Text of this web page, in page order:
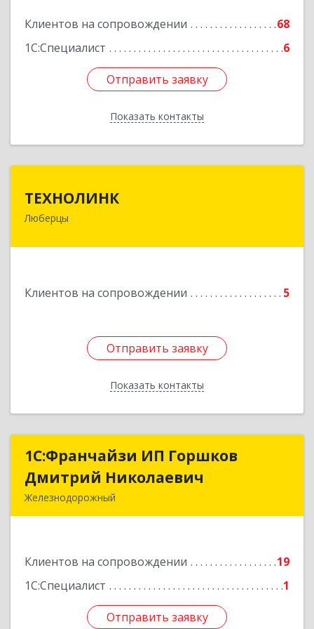
Клиентов на сопровождении
68
1С:Специалист
6
Отправить заявку
Показать контакты
Отправить заявку
Назад
ТЕХНОЛИНК
Люберцы
Клиентов на сопровождении 5
Отправить заявку
Показать контакты
140014, г.Люберцы, Октябрьский просп., д.373
Отправить заявку
Назад
1С:Франчайзи ИП Горшков
Дмитрий Николаевич
Железнодорожный
Клиентов на сопровождении
19
1С:Специалист
1
Отправить заявку
1С:Франчайзи ИП Горшков
Дмитрий Николаевич
Подробнее
Отправить заявку